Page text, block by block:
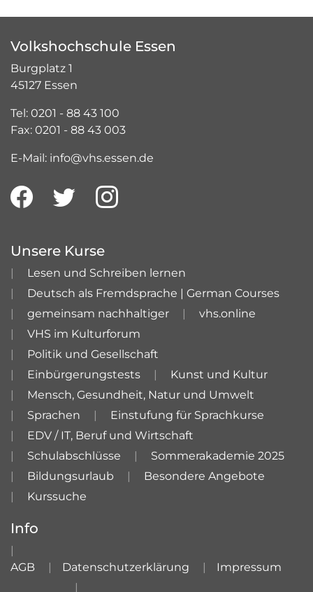
Volkshochschule Essen
Burgplatz 1
45127 Essen
Tel: 0201 - 88 43 100
Fax: 0201 - 88 43 003
E-Mail: info@vhs.essen.de
Unsere Kurse
Lesen und Schreiben lernen
Deutsch als Fremdsprache | German Courses
gemeinsam nachhaltiger
vhs.online
VHS im Kulturforum
Politik und Gesellschaft
Einbürgerungstests
Kunst und Kultur
Mensch, Gesundheit, Natur und Umwelt
Sprachen
Einstufung für Sprachkurse
EDV / IT, Beruf und Wirtschaft
Schulabschlüsse
Sommerakademie 2025
Bildungsurlaub
Besondere Angebote
Kurssuche
Info
AGB Datenschutzerklärung Impressum